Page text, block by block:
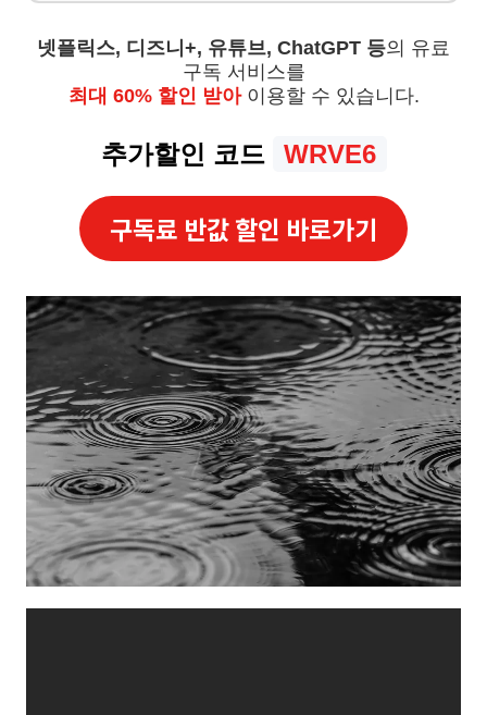
넷플릭스, 디즈니+, 유튜브, ChatGPT 등의 유료
구독 서비스를
최대 60% 할인 받아이용할 수 있습니다.
추가할인 코드 WRVE6
구독료 반값 할인 바로가기